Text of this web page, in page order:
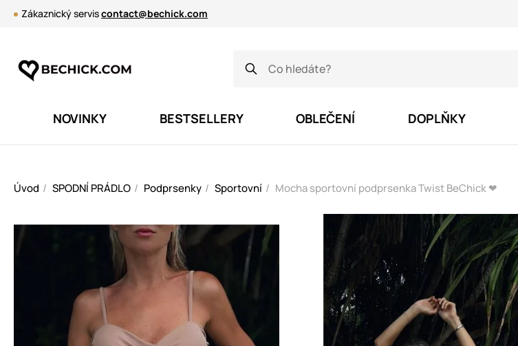
Zákaznický serviscontact@bechick.com
NOVINKY BESTSELLERY OBLEČENÍ DOPLŇKY
Úvod SPODNÍ PRÁDLO Podprsenky Sportovní Mocha sportovní podprsenka Twist BeChick ❤